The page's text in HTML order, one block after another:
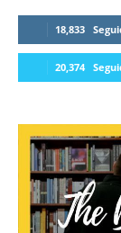
18,833
20,374